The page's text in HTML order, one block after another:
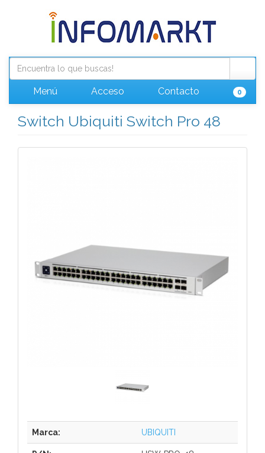
Menú Acceso Contacto 0
Switch Ubiquiti Switch Pro 48
Marca: UBIQUITI